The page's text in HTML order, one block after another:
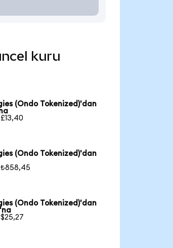
kuru
(Ondo Tokenized)'dan
(Ondo Tokenized)'dan
₺858,45
(Ondo Tokenized)'dan